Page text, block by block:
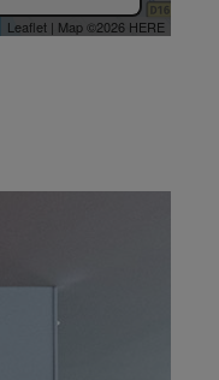
Leaflet | Map ©2026 HERE